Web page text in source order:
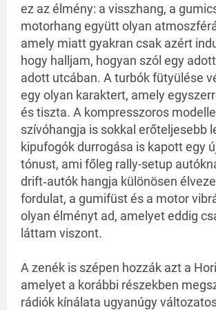
ez az élmény: a visszhang, a
motorhang együtt olyan
amely miatt gyakran csak azért
hogy halljam, hogyan szól egy
adott utcában. A turbók fütyülése
egy olyan karaktert, amely
és tiszta. A kompresszoros
szívóhangja is sokkal erőteljesebb
kipufogók durrogása is kapott egy
tónust, ami főleg rally-setup
drift‑autók hangja különösen
fordulat, a gumifüst és a motor
olyan élményt ad, amelyet eddig
láttam viszont.
A zenék is szépen hozzák azt a
amelyet a korábbi részekben
rádiók kínálata ugyanúgy